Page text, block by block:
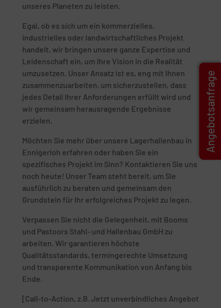
unseres Planeten zu leisten.
Egal, ob es sich um ein kommerzielles,
industrielles oder landwirtschaftliches Projekt
handelt, wir bringen unsere ganze Expertise und
Leidenschaft ein, um Ihre Vision in die Realität
umzusetzen. Unser Ansatz ist es, eng mit Ihnen
zusammenzuarbeiten, um sicherzustellen, dass
jedes Detail Ihrer Anforderungen erfüllt wird und
wir gemeinsam herausragende Ergebnisse
erzielen.
Möchten Sie mehr über unsere Lagerhallenbau in
Ennigerloh erfahren oder haben Sie ein
spezifisches Projekt im Sinn? Kontaktieren Sie uns
noch heute! Unser Team steht bereit, um Sie
ausführlich zu beraten und gemeinsam den
Grundstein für Ihr erfolgreiches Projekt zu legen.
Verpassen Sie nicht die Gelegenheit, mit Booms
und Pastoors Stahl- und Hallenbau GmbH zu
arbeiten. Wir garantieren höchste
Qualitätsstandards, termingerechte Umsetzung
und transparente Kommunikation von Anfang bis
Ende.
[Call-to-Action, z.B. Jetzt unverbindliches Angebot
Angebotsanfrage